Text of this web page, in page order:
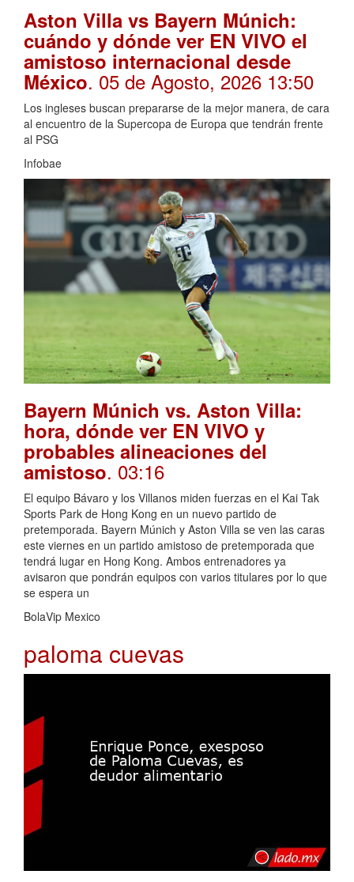
Aston Villa vs Bayern Múnich:
cuándo y dónde ver EN VIVO el
amistoso internacional desde
México. 05 de Agosto, 2026 13:50
Los ingleses buscan prepararse de la mejor manera, de cara
al encuentro de la Supercopa de Europa que tendrán frente
al PSG
Infobae
Bayern Múnich vs. Aston Villa:
hora, dónde ver EN VIVO y
probables alineaciones del
amistoso. 03:16
El equipo Bávaro y los Villanos miden fuerzas en el Kai Tak
Sports Park de Hong Kong en un nuevo partido de
pretemporada. Bayern Múnich y Aston Villa se ven las caras
este viernes en un partido amistoso de pretemporada que
tendrá lugar en Hong Kong. Ambos entrenadores ya
avisaron que pondrán equipos con varios titulares por lo que
se espera un
BolaVip Mexico
paloma cuevas